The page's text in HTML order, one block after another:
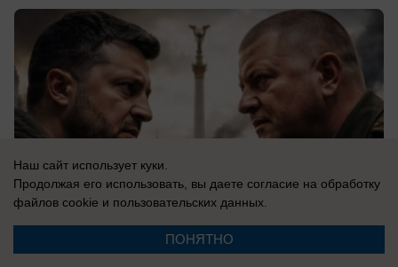
Наш сайт использует куки.
Продолжая его использовать, вы даете согласие на обработку
файлов cookie и пользовательских данных.
ПОНЯТНО